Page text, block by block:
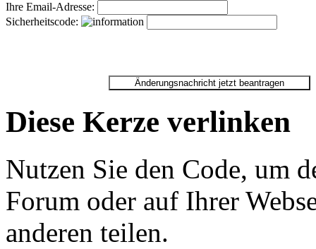
Ihre Email-Adresse:
Sicherheitscode:
Diese Kerze verlinken
Nutzen Sie den Code, um
Forum oder auf Ihrer
anderen teilen.